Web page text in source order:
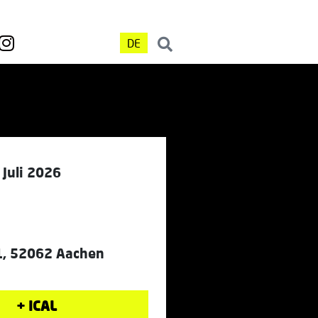
DE
2026
52062 Aachen
+ ICAL